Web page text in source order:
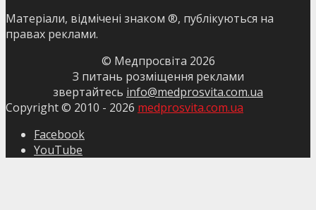
Матеріали, відмічені знаком ®, публікуються на
правах реклами.
© Медпросвіта 2026
З питань розміщення реклами
звертайтесь info@medprosvita.com.ua
Copyright © 2010 - 2026 medprosvita.com.ua
Facebook
YouTube